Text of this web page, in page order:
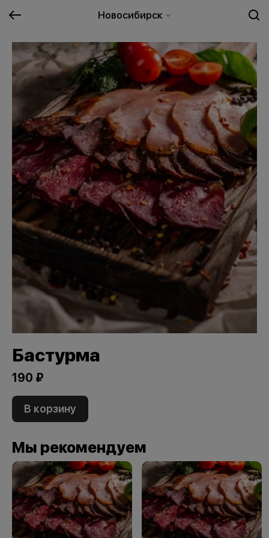
Новосибирск
Бастурма
190 ₽
В корзину
Мы рекомендуем